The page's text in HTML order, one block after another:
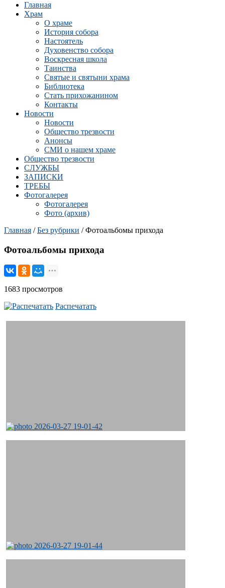
Главная
Храм
О храме
История собора
Настоятель
Духовенство собора
Воскресная школа
Таинства
Святые и святыни храма
Библиотека
Стать прихожанином
Контакты
Новости
Новости
Общество трезвости
Анонсы
СМИ о нашем храме
Общество трезвости
СЛУЖБЫ
ЗАПИСКИ
ТРЕБЫ
Фотогалерея
Фотогалерея
Фото (архив)
Главная /Без рубрики / Фотоальбомы прихода
Фотоальбомы прихода
1683 просмотров
Распечатать